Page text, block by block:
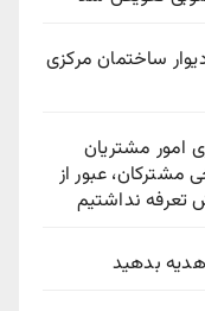
ساختمان مرکزی
امور مشتریان
عبور از
تعرفه نداشتیم
هدیه بدهید